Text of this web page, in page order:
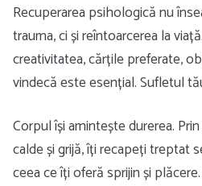
Recuperarea psihologică nu
trauma, ci și reîntoarcerea la
creativitatea, cărțile preferate,
vindecă este esențial. Sufletul
Corpul își amintește durerea.
calde și grijă, îți recapeți treptat
ceea ce îți oferă sprijin și